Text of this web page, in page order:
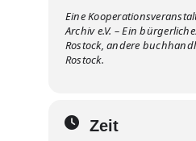
Eine
Archiv e.V. – Ein
Rostock, andere
Rostock.
Zeit